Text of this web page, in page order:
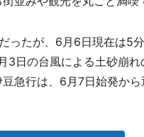
たが、6月6日現在は5
日の台風による土砂崩
急行は、6月7日始発か